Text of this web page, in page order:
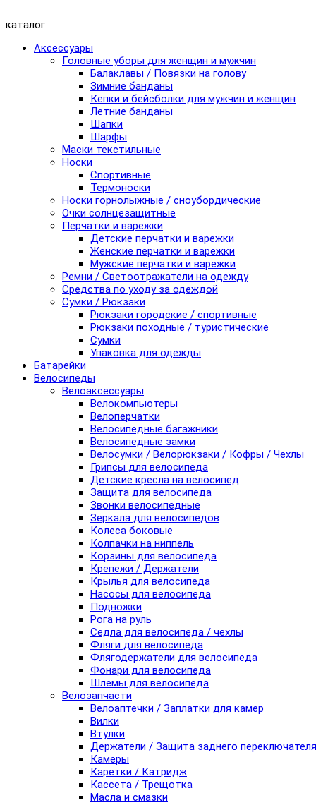
каталог
Аксессуары
Головные уборы для женщин и мужчин
Балаклавы / Повязки на голову
Зимние банданы
Кепки и бейсболки для мужчин и женщин
Летние банданы
Шапки
Шарфы
Маски текстильные
Носки
Спортивные
Термоноски
Носки горнолыжные / сноубордические
Очки солнцезащитные
Перчатки и варежки
Детские перчатки и варежки
Женские перчатки и варежки
Мужские перчатки и варежки
Ремни / Светоотражатели на одежду
Средства по уходу за одеждой
Сумки / Рюкзаки
Рюкзаки городские / спортивные
Рюкзаки походные / туристические
Сумки
Упаковка для одежды
Батарейки
Велосипеды
Велоаксессуары
Велокомпьютеры
Велоперчатки
Велосипедные багажники
Велосипедные замки
Велосумки / Велорюкзаки / Кофры / Чехлы
Грипсы для велосипеда
Детские кресла на велосипед
Защита для велосипеда
Звонки велосипедные
Зеркала для велосипедов
Колеса боковые
Колпачки на ниппель
Корзины для велосипеда
Крепежи / Держатели
Крылья для велосипеда
Насосы для велосипеда
Подножки
Рога на руль
Седла для велосипеда / чехлы
Фляги для велосипеда
Флягодержатели для велосипеда
Фонари для велосипеда
Шлемы для велосипеда
Велозапчасти
Велоаптечки / Заплатки для камер
Вилки
Втулки
Держатели / Защита заднего переключателя
Камеры
Каретки / Катридж
Кассета / Трещотка
Масла и смазки